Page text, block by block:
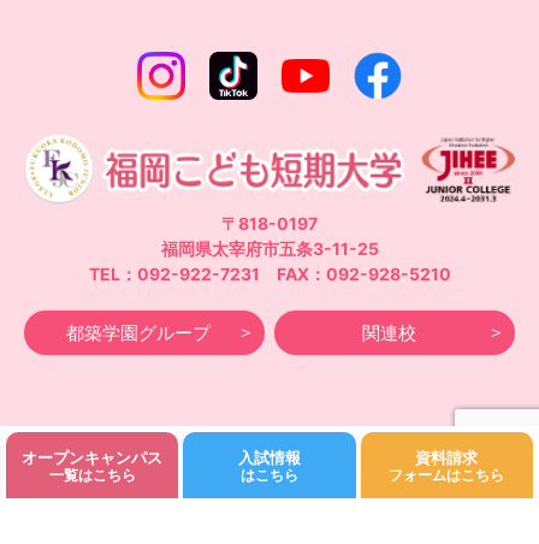
オープンキャンパス
一覧はこちら
入試情報
はこちら
資料請求
フォームはこちら
〒818-0197
福岡県太宰府市五条3-11-25
TEL：092-922-7231 FAX：092-928-5210
都築学園グループ 関連校
©Fukuoka Kodomo Junior College 都築学園.All rights reserved.